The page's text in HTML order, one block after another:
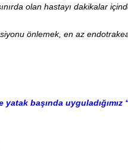
olan hastayı dakikalar
önlemek, en az
başında